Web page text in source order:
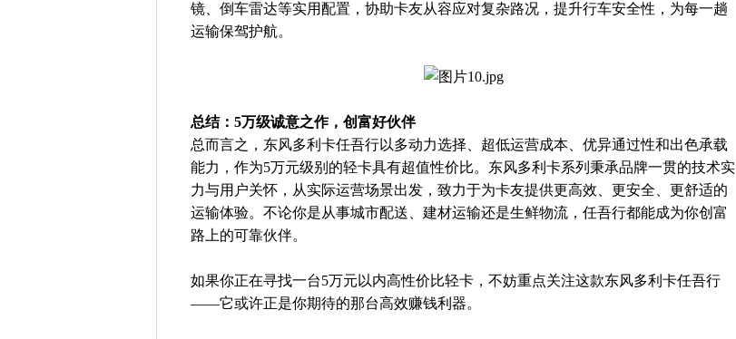
镜、倒车雷达等实用配置，协助卡友从容应对复杂路况，提升行车安全性，为每一趟
运输保驾护航。
总结：5万级诚意之作，创富好伙伴
总而言之，东风多利卡任吾行以多动力选择、超低运营成本、优异通过性和出色承载
能力，作为5万元级别的轻卡具有超值性价比。东风多利卡系列秉承品牌一贯的技术实
力与用户关怀，从实际运营场景出发，致力于为卡友提供更高效、更安全、更舒适的
运输体验。不论你是从事城市配送、建材运输还是生鲜物流，任吾行都能成为你创富
路上的可靠伙伴。
如果你正在寻找一台5万元以内高性价比轻卡，不妨重点关注这款东风多利卡任吾行
——它或许正是你期待的那台高效赚钱利器。